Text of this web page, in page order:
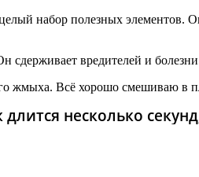
набор полезных элементов.
вредителей и
жмыха. Всё хорошо смешиваю в
длится несколько